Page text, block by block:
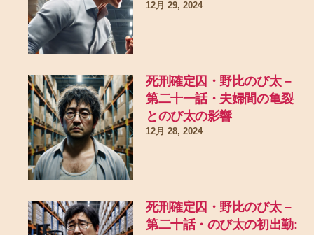
12月 29, 2024
死刑確定囚・野比のび太 –
第二十一話・夫婦間の亀裂
とのび太の影響
12月 28, 2024
死刑確定囚・野比のび太 –
第二十話・のび太の初出勤: